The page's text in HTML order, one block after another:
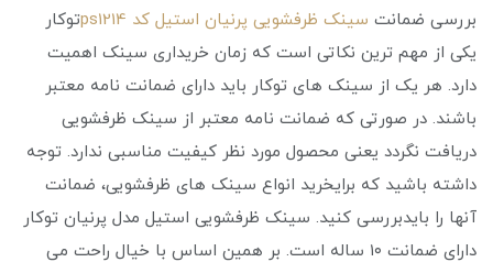
بررسی ضمانت سینک ظرفشویی پرنیان استیل کد ps1214
توکار
یکی از مهم ترین نکاتی است که زمان خریداری سینک اهمیت
دارد. هر یک از سینک های توکار باید دارای ضمانت نامه معتبر
باشند. در صورتی که ضمانت نامه معتبر از سینک ظرفشویی
دریافت نگردد یعنی محصول مورد نظر کیفیت مناسبی ندارد. توجه
داشته باشید که برایخرید انواع سینک های ظرفشویی، ضمانت
آنها را بایدبررسی کنید. سینک ظرفشویی استیل مدل پرنیان توکار
دارای ضمانت ۱۰ ساله است. بر همین اساس با خیال راحت می